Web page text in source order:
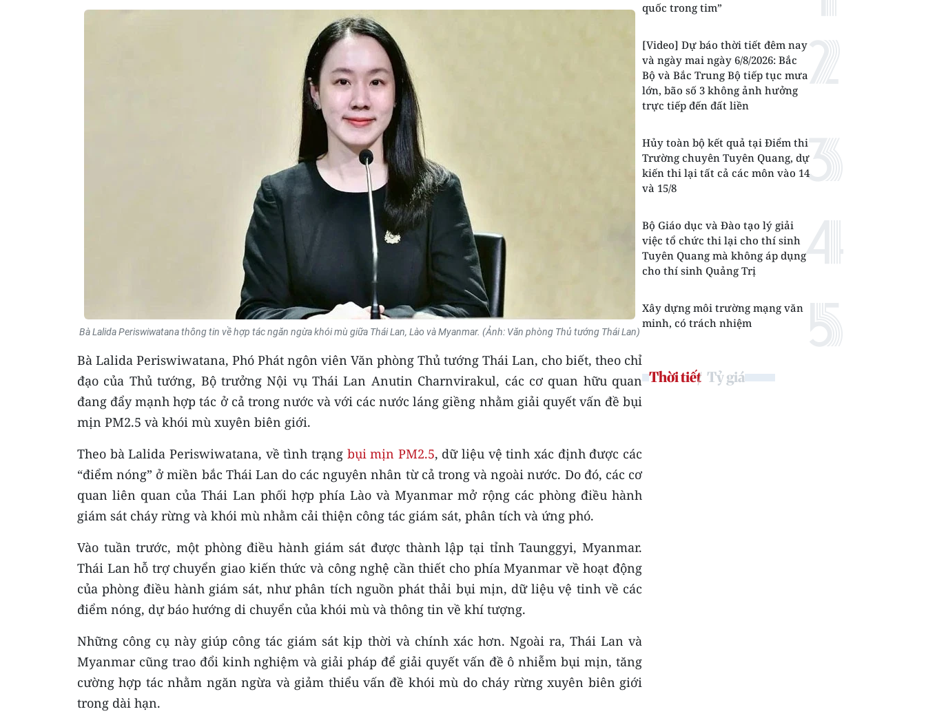
Bà Lalida Periswiwatana thông tin về hợp tác ngăn ngừa khói mù giữa Thái Lan, Lào và Myanmar. (Ảnh: Văn phòng Thủ tướng Thái Lan)
Bà Lalida Periswiwatana, Phó Phát ngôn viên Văn phòng Thủ tướng Thái Lan, cho biết, theo chỉ
đạo của Thủ tướng, Bộ trưởng Nội vụ Thái Lan Anutin Charnvirakul, các cơ quan hữu quan
đang đẩy mạnh hợp tác ở cả trong nước và với các nước láng giềng nhằm giải quyết vấn đề bụi
mịn PM2.5 và khói mù xuyên biên giới.
Theo bà Lalida Periswiwatana, về tình trạng bụi mịn PM2.5, dữ liệu vệ tinh xác định được các
“điểm nóng” ở miền bắc Thái Lan do các nguyên nhân từ cả trong và ngoài nước. Do đó, các cơ
quan liên quan của Thái Lan phối hợp phía Lào và Myanmar mở rộng các phòng điều hành
giám sát cháy rừng và khói mù nhằm cải thiện công tác giám sát, phân tích và ứng phó.
Vào tuần trước, một phòng điều hành giám sát được thành lập tại tỉnh Taunggyi, Myanmar.
Thái Lan hỗ trợ chuyển giao kiến ​​thức và công nghệ cần thiết cho phía Myanmar về hoạt động
của phòng điều hành giám sát, như phân tích nguồn phát thải bụi mịn, dữ liệu vệ tinh về các
điểm nóng, dự báo hướng di chuyển của khói mù và thông tin về khí tượng.
Những công cụ này giúp công tác giám sát kịp thời và chính xác hơn. Ngoài ra, Thái Lan và
Myanmar cũng trao đổi kinh nghiệm và giải pháp để giải quyết vấn đề ô nhiễm bụi mịn, tăng
cường hợp tác nhằm ngăn ngừa và giảm thiểu vấn đề khói mù do cháy rừng xuyên biên giới
trong dài hạn.
quốc trong tim”
[Video] Dự báo thời tiết đêm nay
và ngày mai ngày 6/8/2026: Bắc
Bộ và Bắc Trung Bộ tiếp tục mưa
lớn, bão số 3 không ảnh hưởng
trực tiếp đến đất liền
Hủy toàn bộ kết quả tại Điểm thi
Trường chuyên Tuyên Quang, dự
kiến thi lại tất cả các môn vào 14
và 15/8
Bộ Giáo dục và Đào tạo lý giải
việc tổ chức thi lại cho thí sinh
Tuyên Quang mà không áp dụng
cho thí sinh Quảng Trị
Xây dựng môi trường mạng văn
minh, có trách nhiệm
Thời tiết Tỷ giá